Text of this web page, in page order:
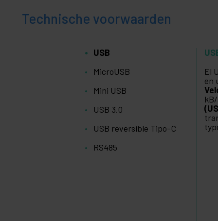
Technische voorwaarden
USB
MicroUSB
Mini USB
USB 3.0
USB reversible Tipo-C
RS485
El
en